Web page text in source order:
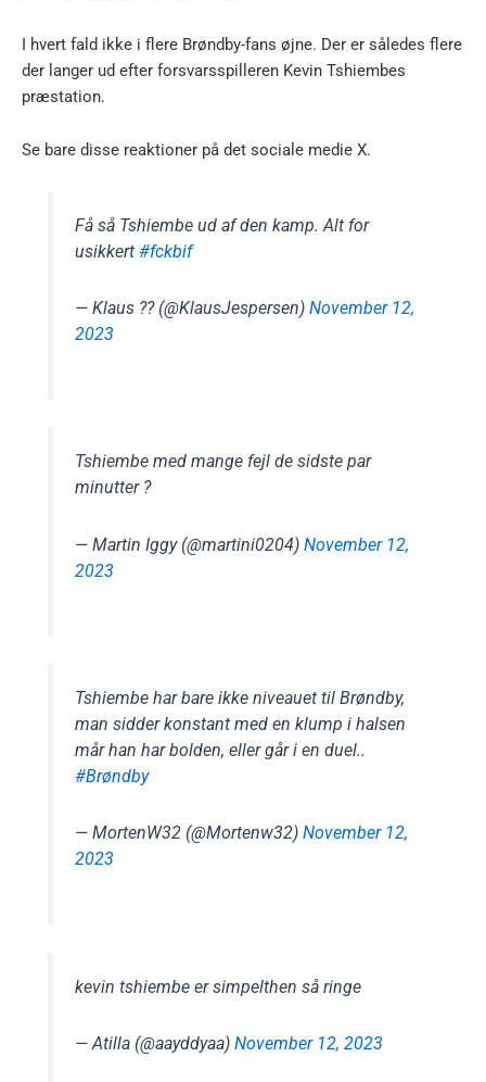
I hvert fald ikke i flere Brøndby-fans øjne. Der er således flere
der langer ud efter forsvarsspilleren Kevin Tshiembes
præstation.
Se bare disse reaktioner på det sociale medie X.
Få så Tshiembe ud af den kamp. Alt for
usikkert#fckbif
— Klaus ?? (@KlausJespersen)November 12,
2023
Tshiembe med mange fejl de sidste par
minutter ?
— Martin Iggy (@martini0204)November 12,
2023
Tshiembe har bare ikke niveauet til Brøndby,
man sidder konstant med en klump i halsen
mår han har bolden, eller går i en duel..
#Brøndby
— MortenW32 (@Mortenw32)November 12,
2023
kevin tshiembe er simpelthen så ringe
— Atilla (@aayddyaa)November 12, 2023